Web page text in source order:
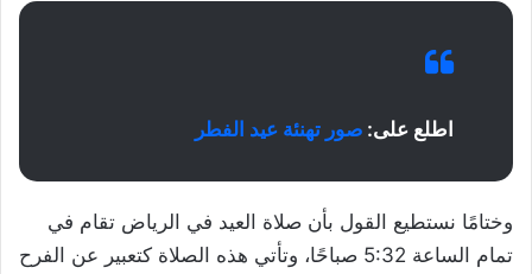
اطلع على: صور تهنئة عيد الفطر
وختامًا نستطيع القول بأن صلاة العيد في الرياض تقام في
تمام الساعة 5:32 صباحًا، وتأتي هذه الصلاة كتعبير عن الفرح